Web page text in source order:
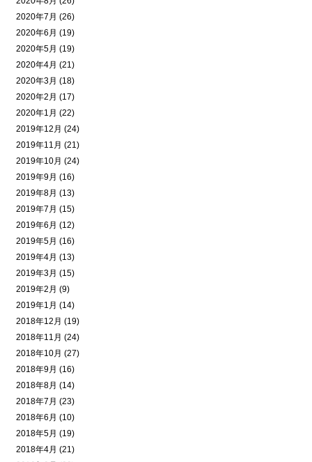
2020年7月 (26)
2020年6月 (19)
2020年5月 (19)
2020年4月 (21)
2020年3月 (18)
2020年2月 (17)
2020年1月 (22)
2019年12月 (24)
2019年11月 (21)
2019年10月 (24)
2019年9月 (16)
2019年8月 (13)
2019年7月 (15)
2019年6月 (12)
2019年5月 (16)
2019年4月 (13)
2019年3月 (15)
2019年2月 (9)
2019年1月 (14)
2018年12月 (19)
2018年11月 (24)
2018年10月 (27)
2018年9月 (16)
2018年8月 (14)
2018年7月 (23)
2018年6月 (10)
2018年5月 (19)
2018年4月 (21)